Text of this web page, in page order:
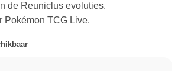
de Reuniclus evoluties.
Pokémon TCG Live.